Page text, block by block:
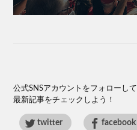
公式SNSアカウントをフォローして
最新記事をチェックしよう！
twitter facebook